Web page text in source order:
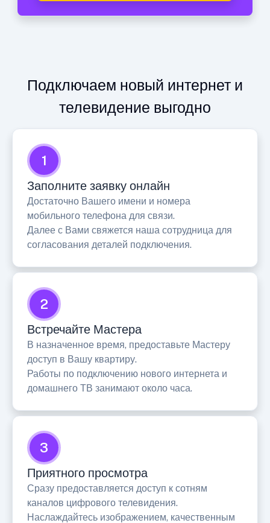
Подключаем новый интернет и
телевидение выгодно
1
Заполните заявку онлайн
Достаточно Вашего имени и номера
мобильного телефона для связи.
Далее с Вами свяжется наша сотрудница для
согласования деталей подключения.
2
Встречайте Мастера
В назначенное время, предоставьте Мастеру
доступ в Вашу квартиру.
Работы по подключению нового интернета и
домашнего ТВ занимают около часа.
3
Приятного просмотра
Сразу предоставляется доступ к сотням
каналов цифрового телевидения.
Наслаждайтесь изображением, качественным